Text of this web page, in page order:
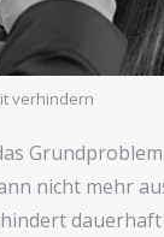
verhindern
nicht mehr
dauerhaft